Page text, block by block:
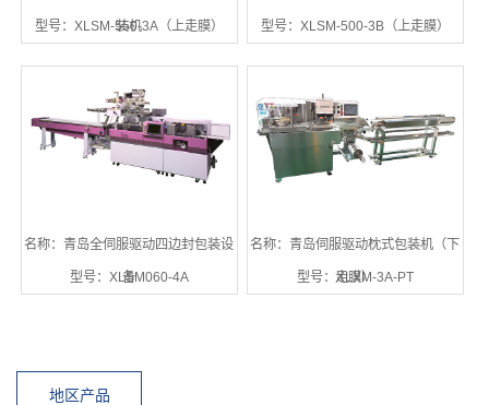
装机
型号：XLSM-550-3A（上走膜） 型号：XLSM-500-3B（上走膜）
名称：青岛全伺服驱动四边封包装设
备
型号：XLSM060-4A
名称：青岛伺服驱动枕式包装机（下
走膜）
型号：XLXM-3A-PT
地区产品